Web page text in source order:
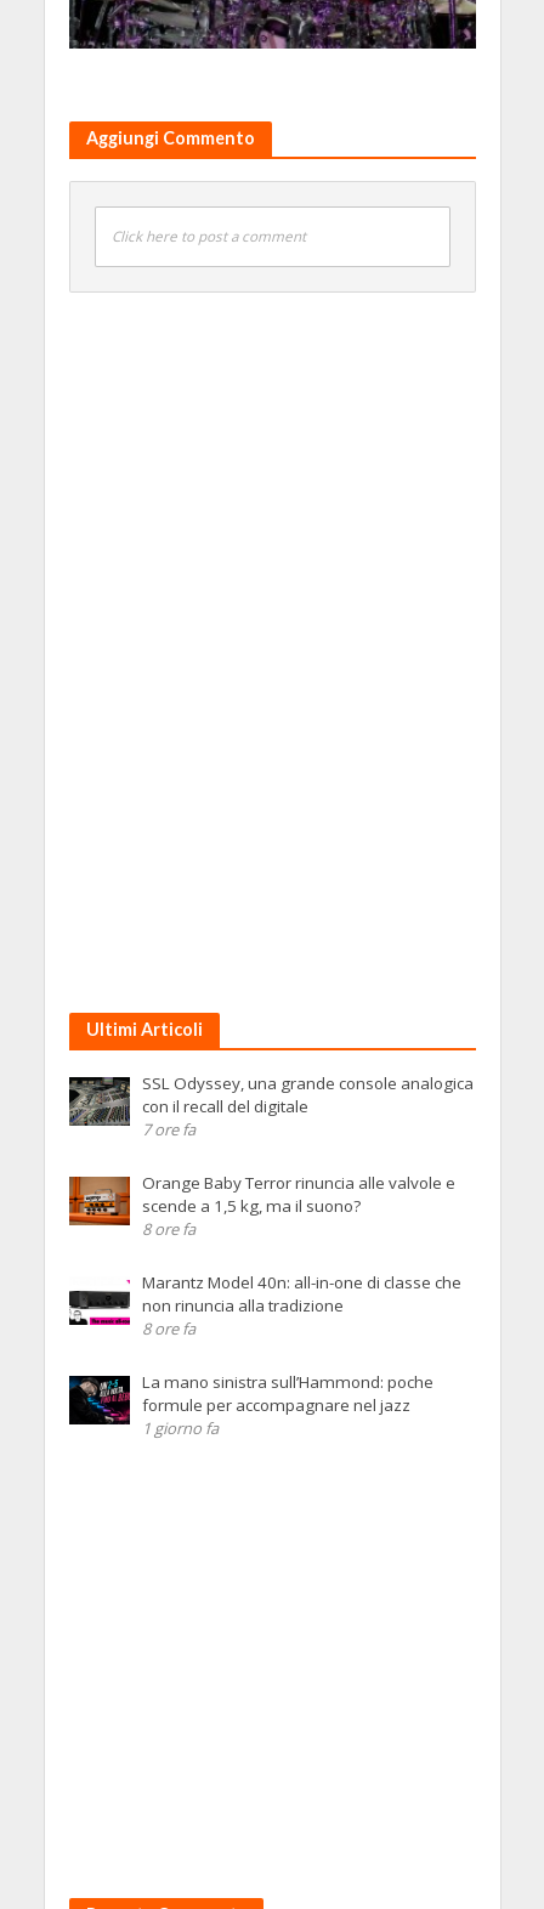
Aggiungi Commento
Click here to post a comment
Ultimi Articoli
SSL Odyssey, una grande console analogica
con il recall del digitale
7 ore fa
Orange Baby Terror rinuncia alle valvole e
scende a 1,5 kg, ma il suono?
8 ore fa
Marantz Model 40n: all-in-one di classe che
non rinuncia alla tradizione
8 ore fa
La mano sinistra sull’Hammond: poche
formule per accompagnare nel jazz
1 giorno fa